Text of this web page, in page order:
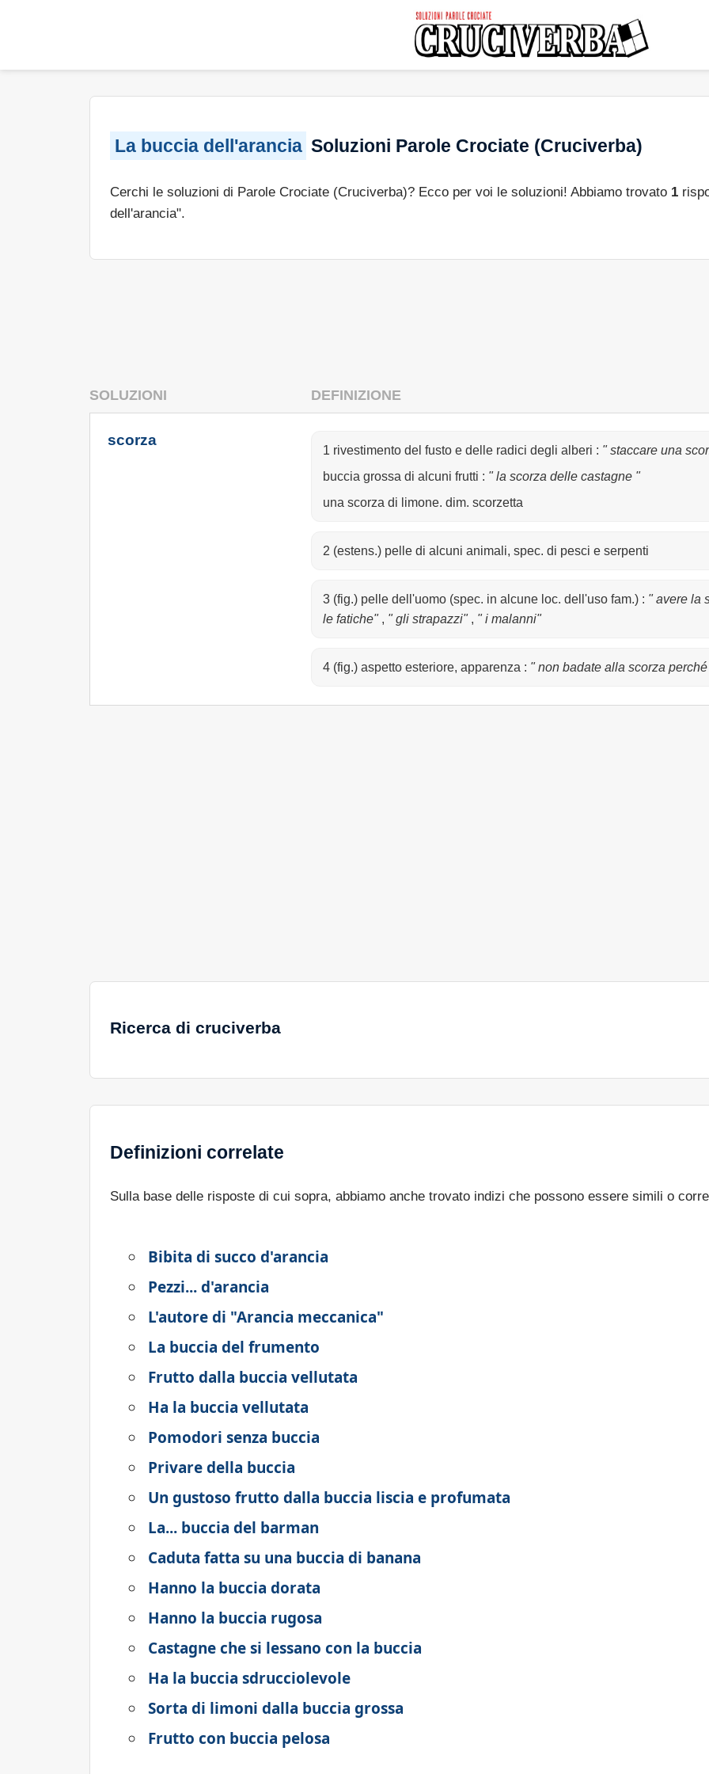
La buccia dell'arancia Soluzioni Parole Crociate (Cruciverba)
Cerchi le soluzioni di Parole Crociate (Cruciverba)? Ecco per voi le soluzioni! Abbiamo trovato 1
dell'arancia".
SOLUZIONI DEFINIZIONE
scorza
1 rivestimento del fusto e delle radici degli alberi : " staccare una
buccia grossa di alcuni frutti : " la scorza delle castagne "
una scorza di limone. dim. scorzetta
2 (estens.) pelle di alcuni animali, spec. di pesci e serpenti
3 (fig.) pelle dell'uomo (spec. in alcune loc. dell'uso fam.) : " avere la
le fatiche" , " gli strapazzi" , " i malanni"
4 (fig.) aspetto esteriore, apparenza : " non badate alla scorza
Ricerca di cruciverba
Definizioni correlate
Sulla base delle risposte di cui sopra, abbiamo anche trovato indizi che possono essere simili o
Bibita di succo d'arancia
Pezzi... d'arancia
L'autore di "Arancia meccanica"
La buccia del frumento
Frutto dalla buccia vellutata
Ha la buccia vellutata
Pomodori senza buccia
Privare della buccia
Un gustoso frutto dalla buccia liscia e profumata
La... buccia del barman
Caduta fatta su una buccia di banana
Hanno la buccia dorata
Hanno la buccia rugosa
Castagne che si lessano con la buccia
Ha la buccia sdrucciolevole
Sorta di limoni dalla buccia grossa
Frutto con buccia pelosa